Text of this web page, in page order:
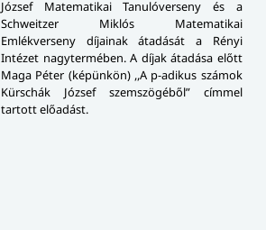
József Matematikai Tanulóverseny és a
Schweitzer Miklós Matematikai
Emlékverseny díjainak átadását a Rényi
Intézet nagytermében. A díjak átadása előtt
Maga Péter (képünkön) ,,A p-adikus számok
Kürschák József szemszögéből” címmel
tartott előadást.